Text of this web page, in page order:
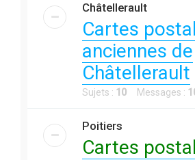
Châtellerault
Cartes
anciennes de
Châtellerault
Sujets : 10 Messages :
Poitiers
Cartes